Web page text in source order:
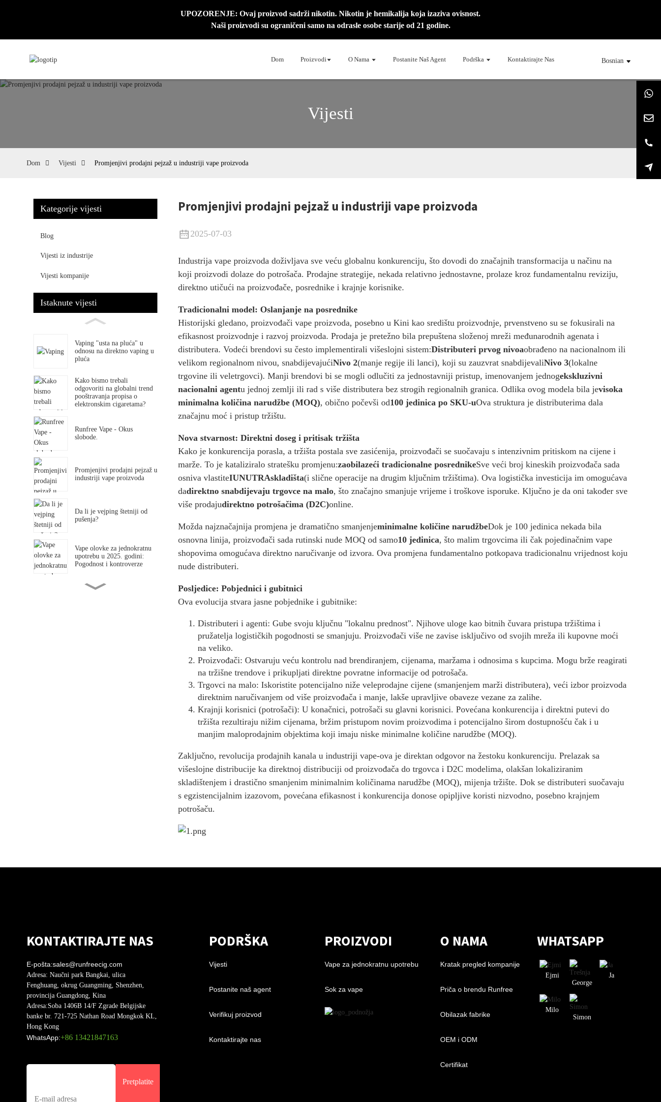
UPOZORENJE: Ovaj proizvod sadrži nikotin. Nikotin je hemikalija koja izaziva ovisnost.
Naši proizvodi su ograničeni samo na odrasle osobe starije od 21 godine.
Dom Proizvodi O Nama Postanite Naš Agent Podrška Kontaktirajte Nas Bosnian
Vijesti
Dom Vijesti Promjenjivi prodajni pejzaž u industriji vape proizvoda
Kategorije vijesti
Blog
Vijesti iz industrije
Vijesti kompanije
Istaknute vijesti
Vaping "usta na pluća" u
odnosu na direktno vaping u
pluća
Kako bismo trebali
odgovoriti na globalni trend
pooštravanja propisa o
elektronskim cigaretama?
Runfree Vape - Okus
slobode.
Promjenjivi prodajni pejzaž u
industriji vape proizvoda
Da li je vejping štetniji od
pušenja?
Vape olovke za jednokratnu
upotrebu u 2025. godini:
Pogodnost i kontroverze
Analiza trendova na tržištu
Promjenjivi prodajni pejzaž u industriji vape proizvoda
2025-07-03
Industrija vape proizvoda doživljava sve veću globalnu konkurenciju, što dovodi do značajnih transformacija u načinu na
koji proizvodi dolaze do potrošača. Prodajne strategije, nekada relativno jednostavne, prolaze kroz fundamentalnu reviziju,
direktno utičući na proizvođače, posrednike i krajnje korisnike.
Tradicionalni model: Oslanjanje na posrednike
Historijski gledano, proizvođači vape proizvoda, posebno u Kini kao središtu proizvodnje, prvenstveno su se fokusirali na
efikasnost proizvodnje i razvoj proizvoda. Prodaja je pretežno bila prepuštena složenoj mreži međunarodnih agenata i
distributera. Vodeći brendovi su često implementirali višeslojni sistem:Distributeri prvog nivoaobrađeno na nacionalnom ili
velikom regionalnom nivou, snabdijevajućiNivo 2(manje regije ili lanci), koji su zauzvrat snabdijevaliNivo 3(lokalne
trgovine ili veletrgovci). Manji brendovi bi se mogli odlučiti za jednostavniji pristup, imenovanjem jednogekskluzivni
nacionalni agentu jednoj zemlji ili rad s više distributera bez strogih regionalnih granica. Odlika ovog modela bila jevisoka
minimalna količina narudžbe (MOQ), obično počevši od100 jedinica po SKU-uOva struktura je distributerima dala
značajnu moć i pristup tržištu.
Nova stvarnost: Direktni doseg i pritisak tržišta
Kako je konkurencija porasla, a tržišta postala sve zasićenija, proizvođači se suočavaju s intenzivnim pritiskom na cijene i
marže. To je kataliziralo stratešku promjenu:zaobilazeći tradicionalne posrednikeSve veći broj kineskih proizvođača sada
osniva vlastiteIUNUTRAskladišta(i slične operacije na drugim ključnim tržištima). Ova logistička investicija im omogućava
dadirektno snabdijevaju trgovce na malo, što značajno smanjuje vrijeme i troškove isporuke. Ključno je da oni također sve
više prodajudirektno potrošačima (D2C)online.
Možda najznačajnija promjena je dramatično smanjenjeminimalne količine narudžbeDok je 100 jedinica nekada bila
osnovna linija, proizvođači sada rutinski nude MOQ od samo10 jedinica, što malim trgovcima ili čak pojedinačnim vape
shopovima omogućava direktno naručivanje od izvora. Ova promjena fundamentalno potkopava tradicionalnu vrijednost koju
nude distributeri.
Posljedice: Pobjednici i gubitnici
Ova evolucija stvara jasne pobjednike i gubitnike:
Distributeri i agenti: Gube svoju ključnu "lokalnu prednost". Njihove uloge kao bitnih čuvara pristupa tržištima i
pružatelja logističkih pogodnosti se smanjuju. Proizvođači više ne zavise isključivo od svojih mreža ili kupovne moći
na veliko.
Proizvođači: Ostvaruju veću kontrolu nad brendiranjem, cijenama, maržama i odnosima s kupcima. Mogu brže reagirati
na tržišne trendove i prikupljati direktne povratne informacije od potrošača.
Trgovci na malo: Iskoristite potencijalno niže veleprodajne cijene (smanjenjem marži distributera), veći izbor proizvoda
direktnim naručivanjem od više proizvođača i manje, lakše upravljive obaveze vezane za zalihe.
Krajnji korisnici (potrošači): U konačnici, potrošači su glavni korisnici. Povećana konkurencija i direktni putevi do
tržišta rezultiraju nižim cijenama, bržim pristupom novim proizvodima i potencijalno širom dostupnošću čak i u
manjim maloprodajnim objektima koji imaju niske minimalne količine narudžbe (MOQ).
Zaključno, revolucija prodajnih kanala u industriji vape-ova je direktan odgovor na žestoku konkurenciju. Prelazak sa
višeslojne distribucije ka direktnoj distribuciji od proizvođača do trgovca i D2C modelima, olakšan lokaliziranim
skladištenjem i drastično smanjenim minimalnim količinama narudžbe (MOQ), mijenja tržište. Dok se distributeri suočavaju
s egzistencijalnim izazovom, povećana efikasnost i konkurencija donose opipljive koristi nizvodno, posebno krajnjem
potrošaču.
KONTAKTIRAJTE NAS
E-pošta:sales@runfreecig.com
Adresa: Naučni park Bangkai, ulica
Fenghuang, okrug Guangming, Shenzhen,
provincija Guangdong, Kina
Adresa:Soba 1406B 14/F Zgrade Belgijske
banke br. 721-725 Nathan Road Mongkok KL,
Hong Kong
WhatsApp:+86 13421847163
Pretplatite
PODRŠKA
Vijesti
Postanite naš agent
Verifikuj proizvod
Kontaktirajte nas
PROIZVODI
Vape za jednokratnu upotrebu
Sok za vape
O NAMA
Kratak pregled kompanije
Priča o brendu Runfree
Obilazak fabrike
OEM i ODM
Certifikat
WHATSAPP
Ejmi
George
Ja
Milo
Simon